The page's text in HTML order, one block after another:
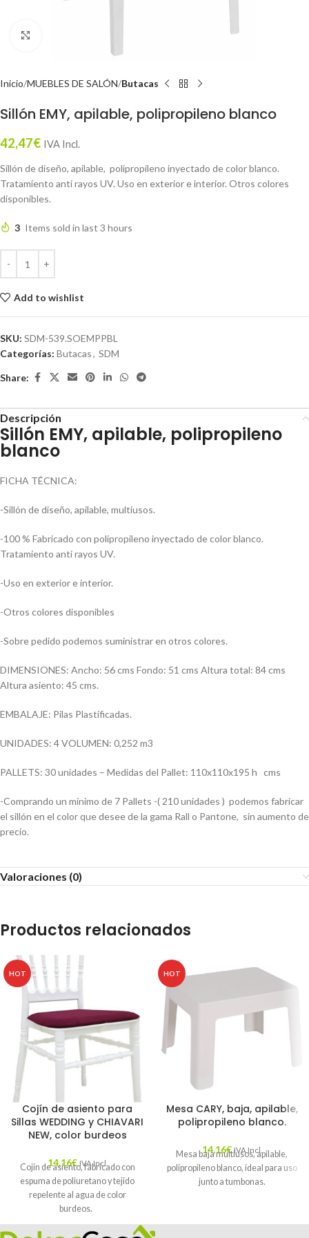
Inicio MUEBLES DE SALÓN Butacas
Sillón EMY, apilable, polipropileno blanco
42,47€ IVA Incl.
Sillón de diseño, apilable, polipropileno inyectado de color blanco.
Tratamiento anti rayos UV. Uso en exterior e interior. Otros colores
disponibles.
3 Items sold in last 3 hours
Add to wishlist
SKU: SDM-539.SOEMPPBL
Categorías: Butacas, SDM
Share:
Descripción
Sillón EMY, apilable, polipropileno
blanco
FICHA TÉCNICA:
-Sillón de diseño, apilable, multiusos.
-100 % Fabricado con polipropileno inyectado de color blanco.
Tratamiento anti rayos UV.
-Uso en exterior e interior.
-Otros colores disponibles
-Sobre pedido podemos suministrar en otros colores.
DIMENSIONES: Ancho: 56 cms Fondo: 51 cms Altura total: 84 cms
Altura asiento: 45 cms.
EMBALAJE: Pilas Plastificadas.
UNIDADES: 4 VOLUMEN: 0,252 m3
PALLETS: 30 unidades – Medidas del Pallet: 110x110x195 h cms
-Comprando un mínimo de 7 Pallets -( 210 unidades ) podemos fabricar
el sillón en el color que desee de la gama Rall o Pantone, sin aumento de
precio.
Valoraciones (0)
Productos relacionados
HOT
Cojín de asiento para
Sillas WEDDING y CHIAVARI
NEW, color burdeos
14,16€ IVA Incl.
Cojín de asiento, fabricado con
espuma de poliuretano y tejido
repelente al agua de color
burdeos.
HOT
Mesa CARY, baja, apilable,
polipropileno blanco.
14,16€ IVA Incl.
Mesa baja multiusos, apilable,
polipropileno blanco, ideal para uso
junto a tumbonas.